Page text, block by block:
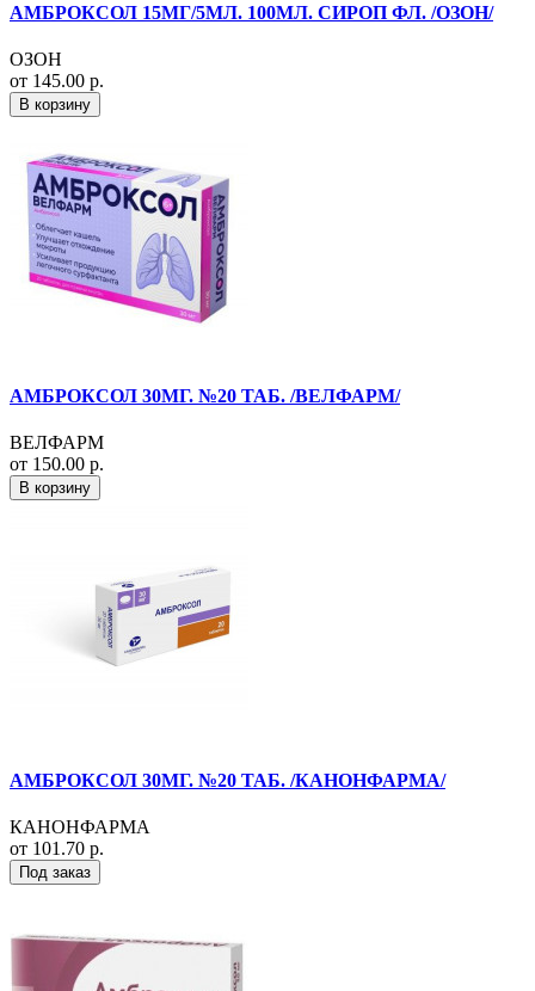
АМБРОКСОЛ 15МГ/5МЛ. 100МЛ. СИРОП ФЛ. /ОЗОН/
ОЗОН
от 145.00 р.
В корзину
АМБРОКСОЛ 30МГ. №20 ТАБ. /ВЕЛФАРМ/
ВЕЛФАРМ
от 150.00 р.
В корзину
АМБРОКСОЛ 30МГ. №20 ТАБ. /КАНОНФАРМА/
КАНОНФАРМА
от 101.70 р.
Под заказ